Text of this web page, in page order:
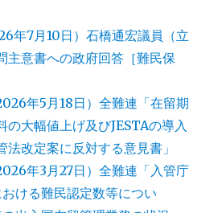
年7月10日）石橋通宏議員（立
主意書への政府回答［難民保
年5月18日）全難連「在留期
の大幅値上げ及びJESTAの導入
法改定案に反対する意見書」
年3月27日）全難連「入管庁
ける難民認定数等につい